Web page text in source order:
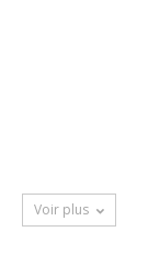
Voir plus